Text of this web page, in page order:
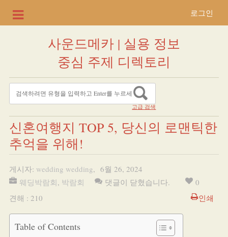
로그인
사운드메카 | 실용 정보
중심 주제 디렉토리
고급 검색
신혼여행지 TOP 5, 당신의 로맨틱한
추억을 위해!
게시자: wedding wedding, 6월 26, 2024
웨딩박람회, 박람회 댓글이 닫혔습니다.
0
견해 : 210
인쇄
Table of Contents